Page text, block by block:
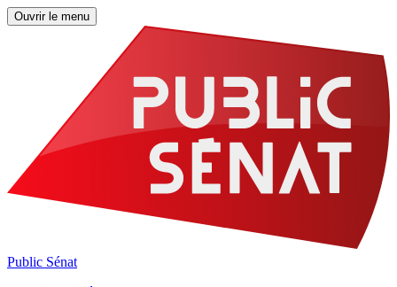
Ouvrir le menu
Public Sénat